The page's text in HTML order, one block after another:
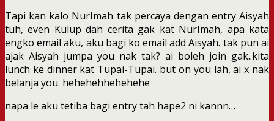
Tapi kan kalo NurImah tak percaya dengan entry Aisyah
tuh, even Kulup dah cerita gak kat NurImah, apa kata
engko email aku, aku bagi ko email add Aisyah. tak pun ai
ajak Aisyah jumpa you nak tak? ai boleh join gak..kita
lunch ke dinner kat Tupai-Tupai. but on you lah, ai x nak
belanja you. hehehehhehehehe
napa le aku tetiba bagi entry tah hape2 ni kannn…